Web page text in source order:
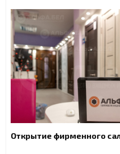
Открытие фирменного